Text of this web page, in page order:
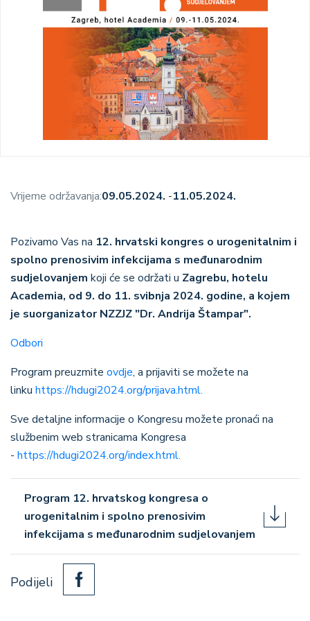
Vrijeme održavanja:09.05.2024. -11.05.2024.
Pozivamo Vas na 12. hrvatski kongres o urogenitalnim i
spolno prenosivim infekcijama s međunarodnim
sudjelovanjem koji će se održati u Zagrebu, hotelu
Academia, od 9. do 11. svibnja 2024. godine, a kojem
je suorganizator NZZJZ "Dr. Andrija Štampar".
Odbori
Program preuzmite ovdje, a prijaviti se možete na
linku https://hdugi2024.org/prijava.html.
Sve detaljne informacije o Kongresu možete pronaći na
službenim web stranicama Kongresa
- https://hdugi2024.org/index.html.
Program 12. hrvatskog kongresa o
urogenitalnim i spolno prenosivim
infekcijama s međunarodnim sudjelovanjem
Podijeli